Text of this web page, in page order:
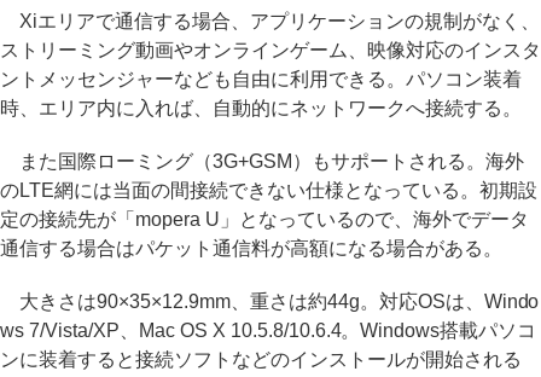
Xiエリアで通信する場合、アプリケーションの規制がなく、
ストリーミング動画やオンラインゲーム、映像対応のインスタ
ントメッセンジャーなども自由に利用できる。パソコン装着
時、エリア内に入れば、自動的にネットワークへ接続する。
また国際ローミング（3G+GSM）もサポートされる。海外
のLTE網には当面の間接続できない仕様となっている。初期設
定の接続先が「mopera U」となっているので、海外でデータ
通信する場合はパケット通信料が高額になる場合がある。
大きさは90×35×12.9mm、重さは約44g。対応OSは、Windo
ws 7/Vista/XP、Mac OS X 10.5.8/10.6.4。Windows搭載パソコ
ンに装着すると接続ソフトなどのインストールが開始される